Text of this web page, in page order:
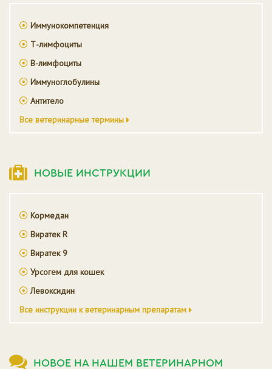
Иммунокомпетенция
Т-лимфоциты
В-лимфоциты
Иммуноглобулины
Антитело
Все ветеринарные термины
НОВЫЕ ИНСТРУКЦИИ
Кормедан
Виратек R
Виратек 9
Урсогем для кошек
Левоксидин
Все инструкции к ветеринарным препаратам
НОВОЕ НА НАШЕМ ВЕТЕРИНАРНОМ